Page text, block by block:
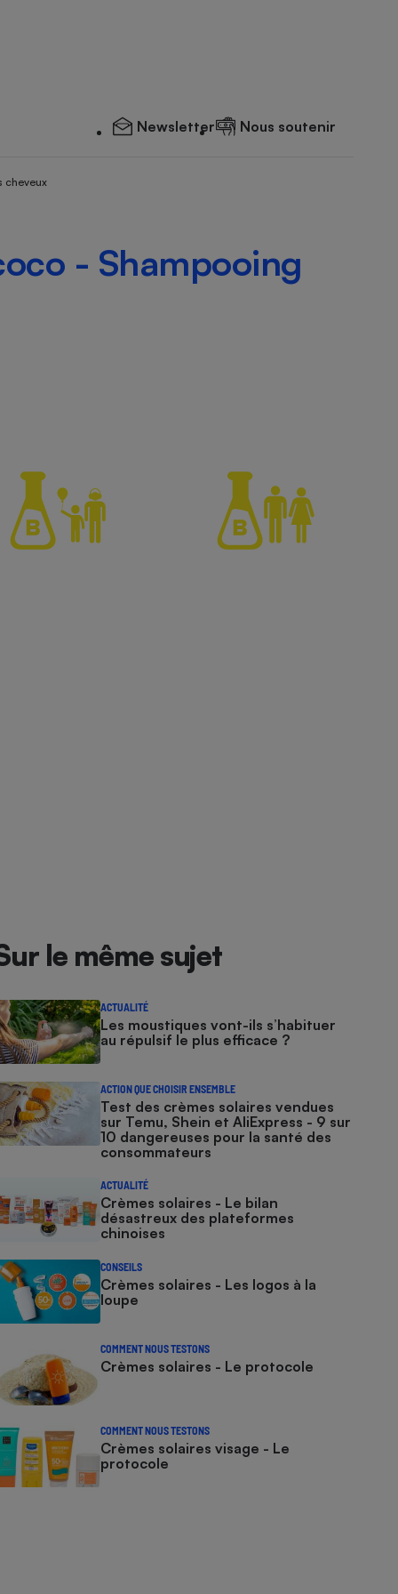
Newsletter Nous soutenir
cheveux
- Shampooing
le même sujet
ACTUALITÉ
Les moustiques vont-ils s’habituer
au répulsif le plus efficace ?
ACTION QUE CHOISIR ENSEMBLE
Test des crèmes solaires vendues
sur Temu, Shein et AliExpress - 9 sur
10 dangereuses pour la santé des
consommateurs
ACTUALITÉ
Crèmes solaires - Le bilan
désastreux des plateformes
chinoises
CONSEILS
Crèmes solaires - Les logos à la
loupe
COMMENT NOUS TESTONS
Crèmes solaires - Le protocole
COMMENT NOUS TESTONS
Crèmes solaires visage - Le
protocole